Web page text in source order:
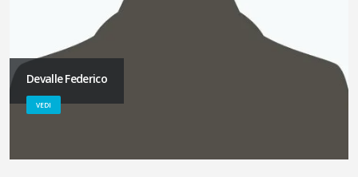
Devalle Federico
VEDI